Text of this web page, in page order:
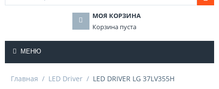
МОЯ КОРЗИНА
Корзина пуста
МЕНЮ
Главная / LED Driver / LED DRIVER LG 37LV355H